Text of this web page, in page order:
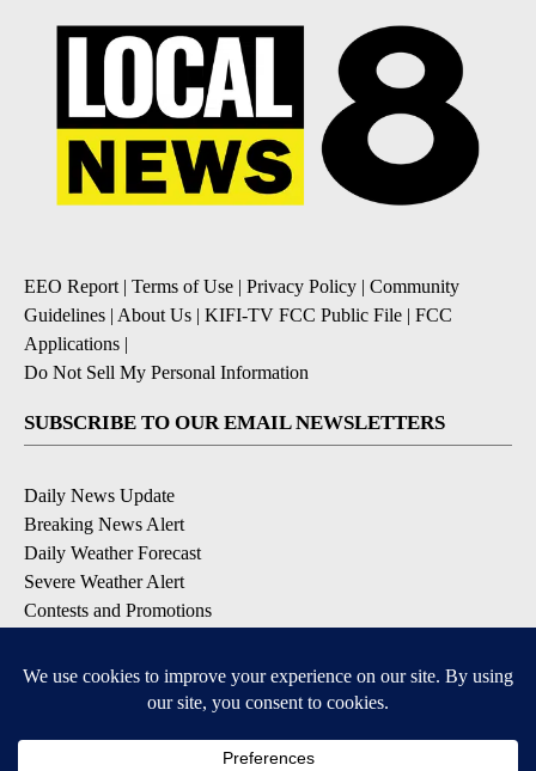
EEO Report| Terms of Use | Privacy Policy | Community
Guidelines | About Us | KIFI-TV FCC Public File | FCC
Applications |
Do Not Sell My Personal Information
SUBSCRIBE TO OUR EMAIL NEWSLETTERS
Daily News Update
Breaking News Alert
Daily Weather Forecast
Severe Weather Alert
Contests and Promotions